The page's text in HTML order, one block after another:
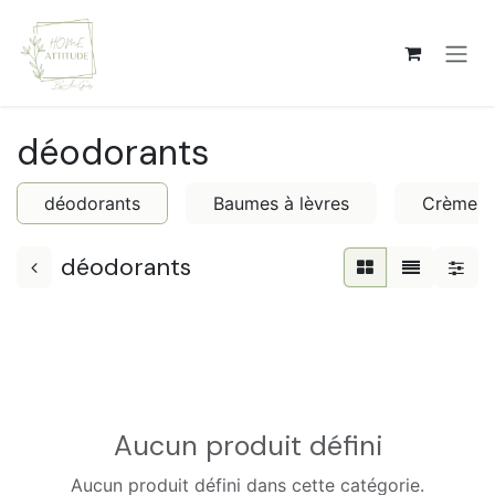
déodorants
déodorants Baumes à lèvres Crèmes
déodorants
Aucun produit défini
Aucun produit défini dans cette catégorie.